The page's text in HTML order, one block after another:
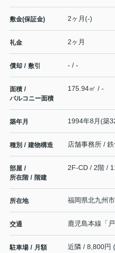
敷金(保証金) 2ヶ月(-)
礼金 2ヶ月
償却 / 敷引 - / -
面積 /
バルコニー面積
175.94㎡ / -
築年月 1994年8月(築
種別 / 建物構造 店舗事務所 /
部屋 /
所在階 / 階建
2F-CD / 2階 /
所在地 福岡県北九州
交通 鹿児島本線 「
駐車場 / 月額 近隣 / 8,800円